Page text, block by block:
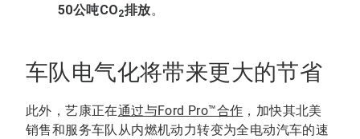
50公吨CO2排放。
车队电气化将带来更大的节省
此外，艺康正在通过与Ford Pro™合作 ，加快其北美
销售和服务车队从内燃机动力转变为全电动汽车的速